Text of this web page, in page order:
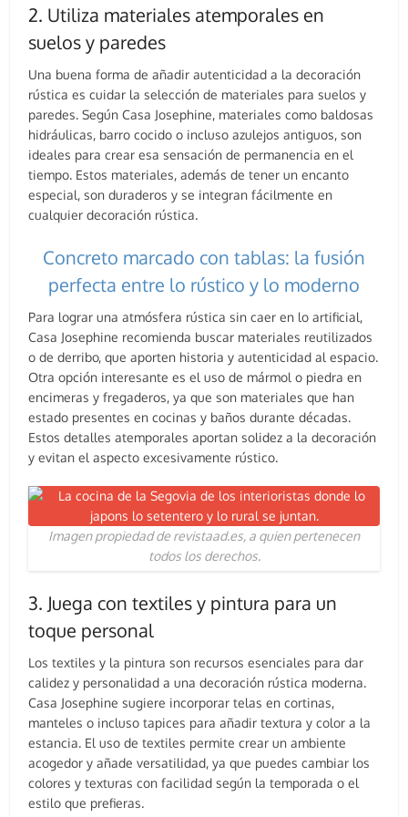
2. Utiliza materiales atemporales en
suelos y paredes
Una buena forma de añadir autenticidad a la decoración
rústica es cuidar la selección de materiales para suelos y
paredes. Según Casa Josephine, materiales como baldosas
hidráulicas, barro cocido o incluso azulejos antiguos, son
ideales para crear esa sensación de permanencia en el
tiempo. Estos materiales, además de tener un encanto
especial, son duraderos y se integran fácilmente en
cualquier decoración rústica.
Concreto marcado con tablas: la fusión
perfecta entre lo rústico y lo moderno
Para lograr una atmósfera rústica sin caer en lo artificial,
Casa Josephine recomienda buscar materiales reutilizados
o de derribo, que aporten historia y autenticidad al espacio.
Otra opción interesante es el uso de mármol o piedra en
encimeras y fregaderos, ya que son materiales que han
estado presentes en cocinas y baños durante décadas.
Estos detalles atemporales aportan solidez a la decoración
y evitan el aspecto excesivamente rústico.
Imagen propiedad de revistaad.es, a quien pertenecen
todos los derechos.
3. Juega con textiles y pintura para un
toque personal
Los textiles y la pintura son recursos esenciales para dar
calidez y personalidad a una decoración rústica moderna.
Casa Josephine sugiere incorporar telas en cortinas,
manteles o incluso tapices para añadir textura y color a la
estancia. El uso de textiles permite crear un ambiente
acogedor y añade versatilidad, ya que puedes cambiar los
colores y texturas con facilidad según la temporada o el
estilo que prefieras.